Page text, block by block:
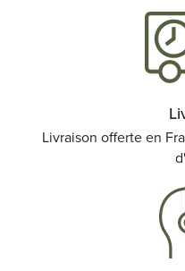
Livraison offerte en